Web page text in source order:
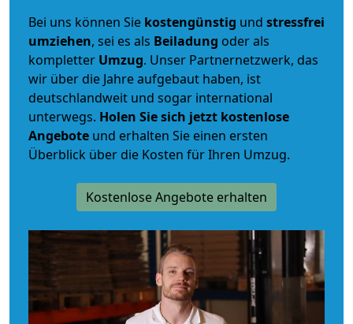
Bei uns können Sie kostengünstig und stressfrei
umziehen, sei es als Beiladung oder als
kompletter Umzug. Unser Partnernetzwerk, das
wir über die Jahre aufgebaut haben, ist
deutschlandweit und sogar international
unterwegs. Holen Sie sich jetzt kostenlose
Angebote und erhalten Sie einen ersten
Überblick über die Kosten für Ihren Umzug.
Kostenlose Angebote erhalten